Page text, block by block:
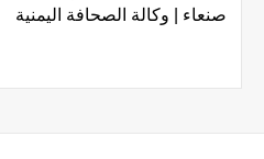
صنعاء | وكالة الصحافة اليمنية